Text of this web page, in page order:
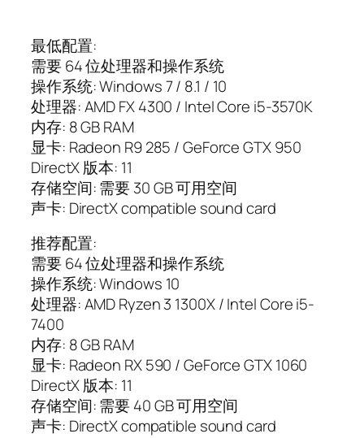
最低配置:
需要 64 位处理器和操作系统
操作系统: Windows 7 / 8.1 / 10
处理器: AMD FX 4300 / Intel Core i5-3570K
内存: 8 GB RAM
显卡: Radeon R9 285 / GeForce GTX 950
DirectX 版本: 11
存储空间: 需要 30 GB 可用空间
声卡: DirectX compatible sound card
推荐配置:
需要 64 位处理器和操作系统
操作系统: Windows 10
处理器: AMD Ryzen 3 1300X / Intel Core i5-
7400
内存: 8 GB RAM
显卡: Radeon RX 590 / GeForce GTX 1060
DirectX 版本: 11
存储空间: 需要 40 GB 可用空间
声卡: DirectX compatible sound card